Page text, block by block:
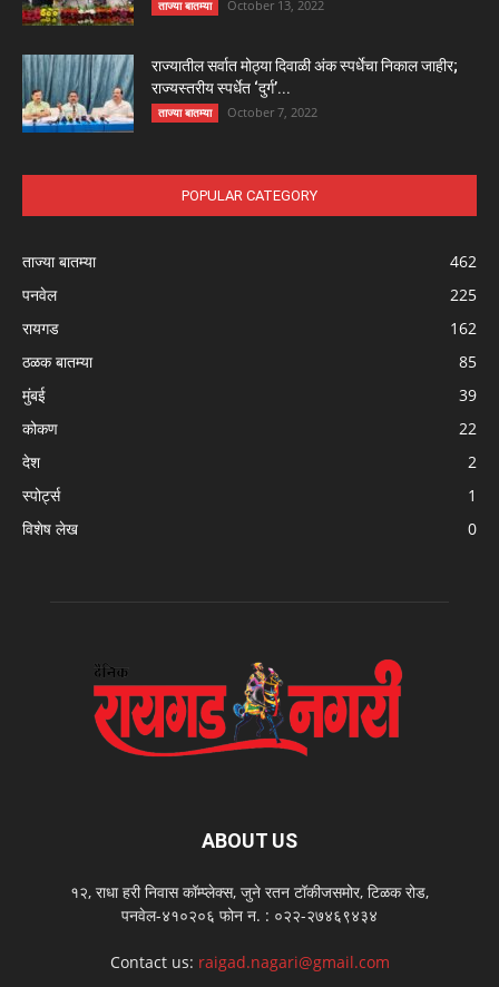
ताज्या बातम्या October 13, 2022
राज्यातील सर्वात मोठ्या दिवाळी अंक स्पर्धेचा निकाल जाहीर;
राज्यस्तरीय स्पर्धेत ‘दुर्ग’...
ताज्या बातम्या October 7, 2022
POPULAR CATEGORY
ताज्या बातम्या
462
पनवेल
225
रायगड
162
ठळक बातम्या
85
मुंबई
39
कोकण
22
देश
2
स्पोर्ट्स
1
विशेष लेख
0
ABOUT US
१२, राधा हरी निवास कॉम्प्लेक्स, जुने रतन टॉकीजसमोर, टिळक रोड,
पनवेल-४१०२०६ फोन न. : ०२२-२७४६९४३४
Contact us: raigad.nagari@gmail.com